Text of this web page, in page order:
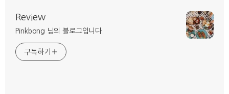
Review
Pinkbong 님의 블로그입니다.
구독하기